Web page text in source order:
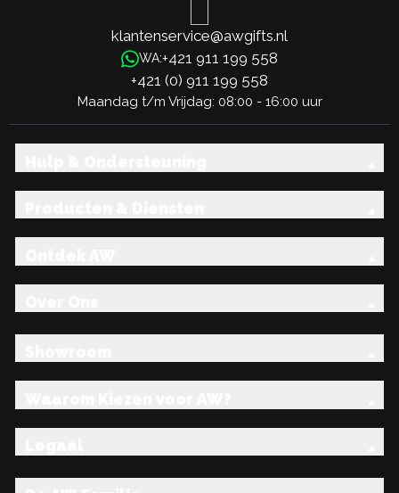
klantenservice@awgifts.nl
WA:+421 911 199 558
+421 (0) 911 199 558
Maandag t/m Vrijdag: 08:00 - 16:00 uur